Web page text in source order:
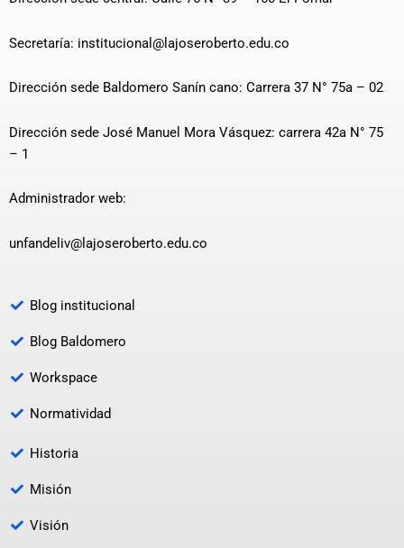
Secretaría: institucional@lajoseroberto.edu.co
Dirección sede Baldomero Sanín cano: Carrera 37 N° 75a – 02
Dirección sede José Manuel Mora Vásquez: carrera 42a N° 75
– 1
Administrador web:
unfandeliv@lajoseroberto.edu.co
Blog institucional
Blog Baldomero
Workspace
Normatividad
Historia
Misión
Visión